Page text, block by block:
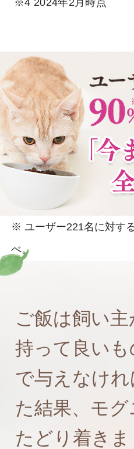
※ ユーザー221名に対す
べ。
ご飯は飼い主
持って良いも
で与えなけ
た結果、モ
たどり着きま